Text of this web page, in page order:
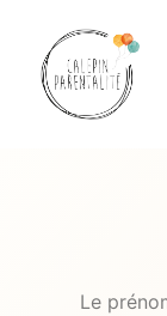
contenu
Le